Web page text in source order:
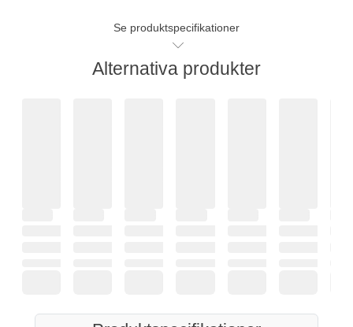
Se produktspecifikationer
Alternativa produkter